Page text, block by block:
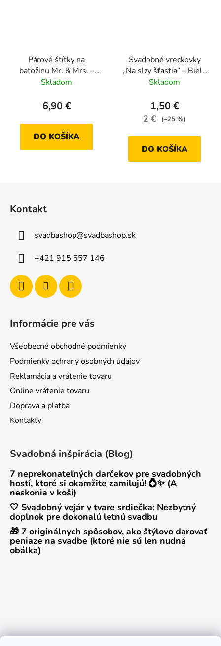
Párové štítky na
batožinu Mr. & Mrs. –
Štýlový set na svadobnú
Skladom
6,90 €
DO KOŠÍKA
Svadobné vreckovky
„Na slzy šťastia“ – Biele
so zlatou potlačou
Skladom
1,50 €
2 € (–25 %)
DO KOŠÍKA
Kontakt
svadbashop@svadbashop.sk
+421 915 657 146
Informácie pre vás
Všeobecné obchodné podmienky
Podmienky ochrany osobných údajov
Reklamácia a vrátenie tovaru
Online vrátenie tovaru
Doprava a platba
Kontakty
Svadobná inšpirácia (Blog)
7 neprekonateľných darčekov pre svadobných
hostí, ktoré si okamžite zamilujú! 💍✨ (A
neskonia v koši)
🤍 Svadobný vejár v tvare srdiečka: Nezbytný
doplnok pre dokonalú letnú svadbu
🎁 7 originálnych spôsobov, ako štýlovo darovať
peniaze na svadbe (ktoré nie sú len nudná
obálka)